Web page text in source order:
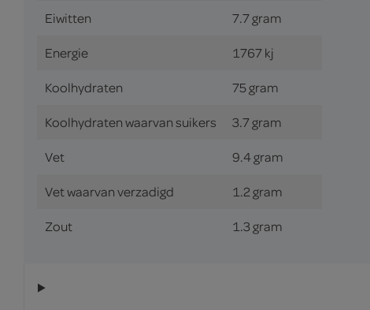
Eiwitten 7.7 gram
Energie 1767 kj
Koolhydraten 75 gram
Koolhydraten waarvan suikers 3.7 gram
Vet 9.4 gram
Vet waarvan verzadigd 1.2 gram
Zout 1.3 gram